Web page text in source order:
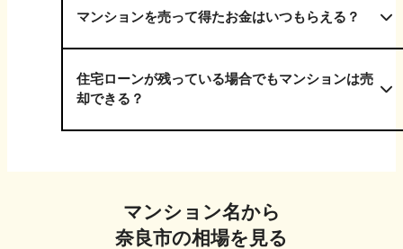
マンションを売って得たお金はいつもらえる？
住宅ローンが残っている場合でもマンションは売
却できる？
マンション名から
奈良市の相場を見る